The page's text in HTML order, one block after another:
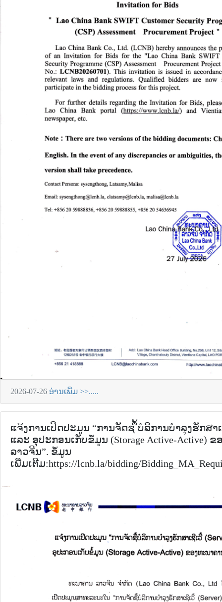
2026-07-26 ອ່ານເພີ່ມ >>.....
ແຈ້ງການເປີດປະມູນ “ການຈັດຊ ື້ບໍລິການບໍາລຸງຮັກສາເ
ແລະ ອຸປະກອນເກັບຂໍໍ້ມູນ (Storage Active-Active)
ລາວຈີນ”. ຂໍ້ມູນ
ເພີ່ມເຕີມ:https://lcnb.la/bidding/